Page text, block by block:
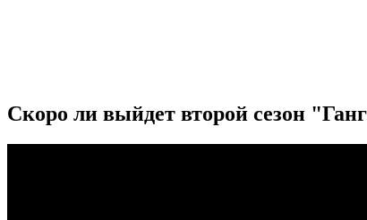
Скоро ли выйдет второй сезон